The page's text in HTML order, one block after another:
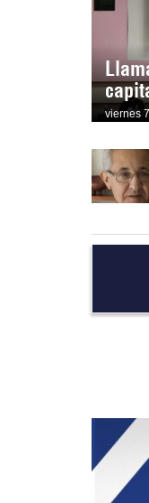
viernes